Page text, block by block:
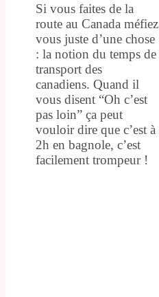
Si vous faites de la
route au Canada méfiez
vous juste d’une chose
: la notion du temps de
transport des
canadiens. Quand il
vous disent “Oh c’est
pas loin” ça peut
vouloir dire que c’est à
2h en bagnole, c’est
facilement trompeur !